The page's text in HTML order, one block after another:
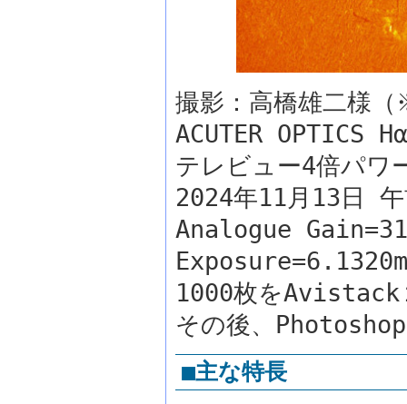
撮影：高橋雄二様
ACUTER OPTICS
テレビュー4倍パ
2024年11月13日
Analogue
1000枚をAvistack
その後、
■主な特長